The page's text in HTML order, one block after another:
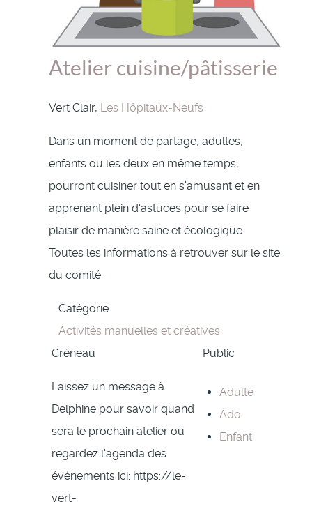
Atelier cuisine/pâtisserie
Vert Clair, Les Hôpitaux-Neufs
Dans un moment de partage, adultes,
enfants ou les deux en même temps,
pourront cuisiner tout en s'amusant et en
apprenant plein d'astuces pour se faire
plaisir de manière saine et écologique.
Toutes les informations à retrouver sur le site
du comité
Catégorie
Activités manuelles et créatives
Créneau
Laissez un message à
Delphine pour savoir quand
sera le prochain atelier ou
regardez l'agenda des
événements ici: https://le-
vert-
Public
Adulte
Ado
Enfant